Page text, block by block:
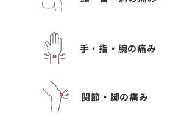
手・指・腕の痛み
関節・脚の痛み